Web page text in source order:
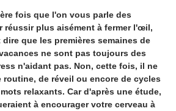
fois que l'on vous parle des
réussir plus aisément à fermer l'œil,
que les premières semaines de
ne sont pas toujours des
n'aidant pas. Non, cette fois, il ne
routine, de réveil ou encore de cycles
relaxants. Car d'après une étude,
à encourager votre cerveau à